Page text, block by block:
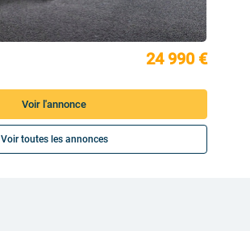
24 990 €
Voir l'annonce
Voir toutes les annonces